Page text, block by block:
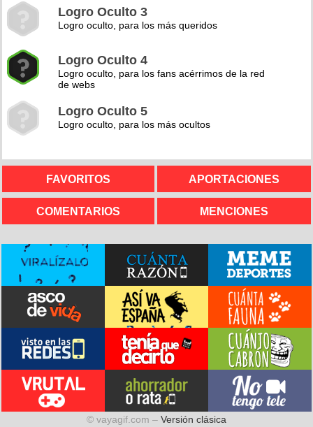
Logro Oculto 3
Logro oculto, para los más queridos
Logro Oculto 4
Logro oculto, para los fans acérrimos de la red
de webs
Logro Oculto 5
Logro oculto, para los más ocultos
FAVORITOS APORTACIONES
COMENTARIOS MENCIONES
© vayagif.com – Versión clásica